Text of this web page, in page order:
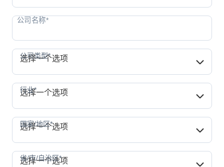
公司类型*
选择一个选项
行业*
选择一个选项
国家/地区*
选择一个选项
省/市/自治区*
选择一个选项